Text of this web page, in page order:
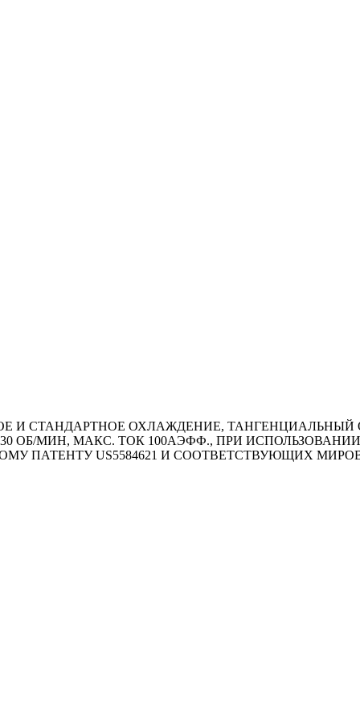
И СТАНДАРТНОЕ ОХЛАЖДЕНИЕ, ТАНГЕНЦИАЛЬНЫЙ
ОБ/MИН, МАКС. ТОК 100АЭФФ., ПРИ
ПАТЕНТУ US5584621 И СООТВЕТСТВУЮЩИХ